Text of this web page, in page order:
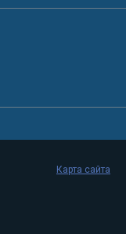
Карта сайта